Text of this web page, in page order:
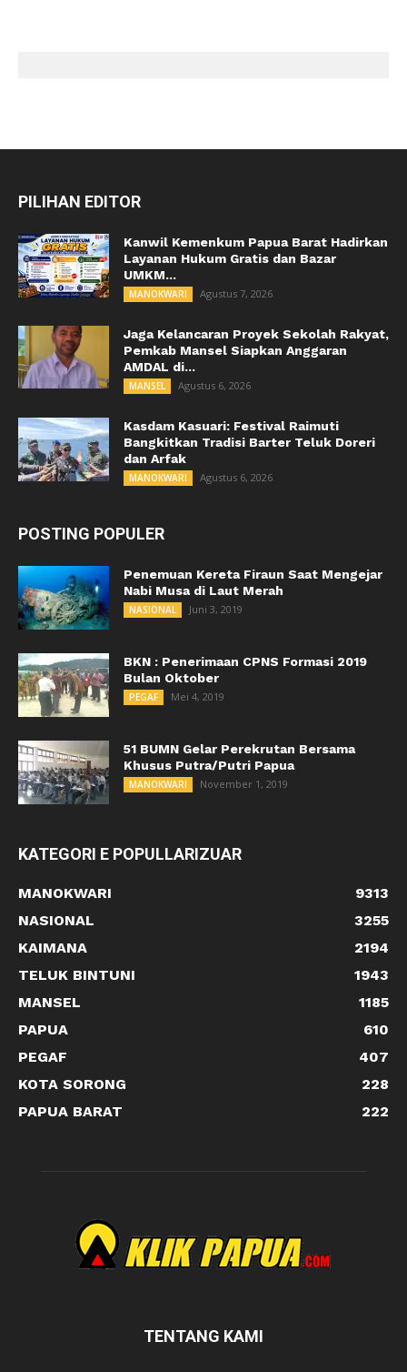
PILIHAN EDITOR
Kanwil Kemenkum Papua Barat Hadirkan
Layanan Hukum Gratis dan Bazar
UMKM...
MANOKWARI Agustus 7, 2026
Jaga Kelancaran Proyek Sekolah Rakyat,
Pemkab Mansel Siapkan Anggaran
AMDAL di...
MANSEL Agustus 6, 2026
Kasdam Kasuari: Festival Raimuti
Bangkitkan Tradisi Barter Teluk Doreri
dan Arfak
MANOKWARI Agustus 6, 2026
POSTING POPULER
Penemuan Kereta Firaun Saat Mengejar
Nabi Musa di Laut Merah
NASIONAL Juni 3, 2019
BKN : Penerimaan CPNS Formasi 2019
Bulan Oktober
PEGAF Mei 4, 2019
51 BUMN Gelar Perekrutan Bersama
Khusus Putra/Putri Papua
MANOKWARI November 1, 2019
KATEGORI E POPULLARIZUAR
MANOKWARI
9313
NASIONAL
3255
KAIMANA
2194
TELUK BINTUNI
1943
MANSEL
1185
PAPUA
610
PEGAF
407
KOTA SORONG
228
PAPUA BARAT
222
TENTANG KAMI